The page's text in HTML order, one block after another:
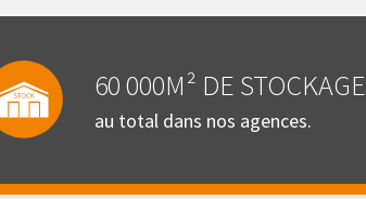
60 000M² DE STOCKAGE
au total dans nos agences.